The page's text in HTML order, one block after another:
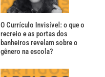
O Currículo Invisível: o que o
recreio e as portas dos
banheiros revelam sobre o
gênero na escola?